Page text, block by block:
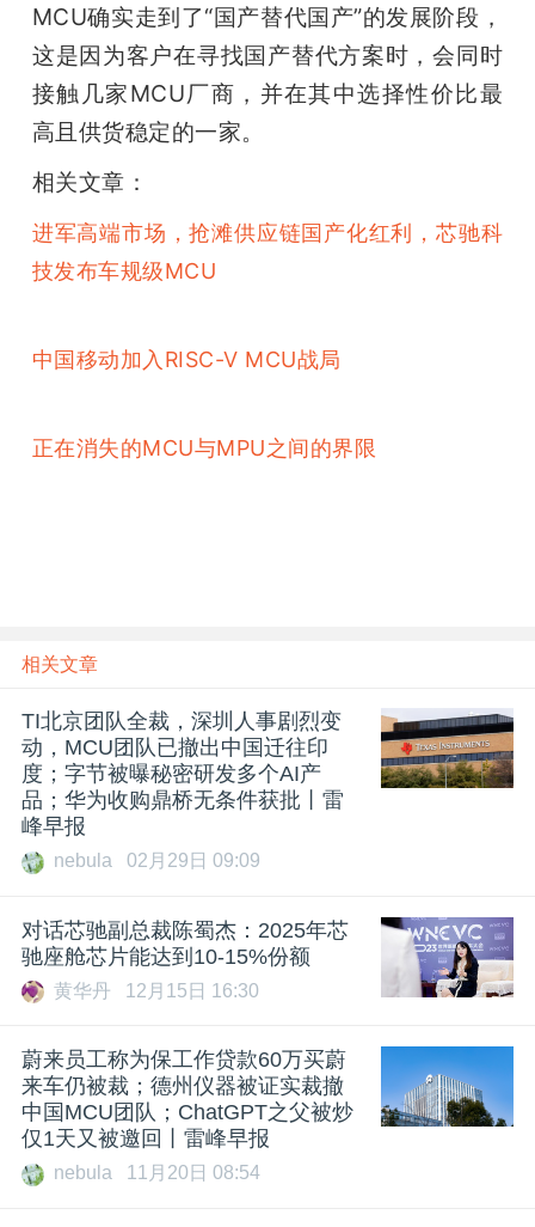
MCU确实走到了“国产替代国产”的发展阶段，
这是因为客户在寻找国产替代方案时，会同时
接触几家MCU厂商，并在其中选择性价比最
高且供货稳定的一家。
相关文章：
进军高端市场，抢滩供应链国产化红利，芯驰科
技发布车规级MCU
中国移动加入RISC-V MCU战局
正在消失的MCU与MPU之间的界限
相关文章
TI北京团队全裁，深圳人事剧烈变
动，MCU团队已撤出中国迁往印
度；字节被曝秘密研发多个AI产
品；华为收购鼎桥无条件获批丨雷
峰早报
nebula 02月29日 09:09
对话芯驰副总裁陈蜀杰：2025年芯
驰座舱芯片能达到10-15%份额
黄华丹 12月15日 16:30
蔚来员工称为保工作贷款60万买蔚
来车仍被裁；德州仪器被证实裁撤
中国MCU团队；ChatGPT之父被炒
仅1天又被邀回丨雷峰早报
nebula 11月20日 08:54